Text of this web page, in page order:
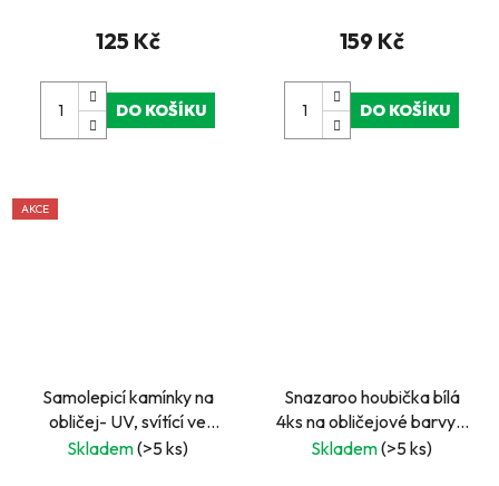
125 Kč
DO KOŠÍKU
159 Kč
DO KOŠÍKU
AKCE
Samolepicí kamínky na
obličej- UV, svítící ve
tmě, kočičí oči
Skladem(>5 ks)
Snazaroo houbička bílá
4ks na obličejové barvy -
půlené
Skladem(>5 ks)